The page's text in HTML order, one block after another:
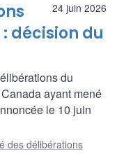
24 juin 2026
décision du
du
ayant mené
le 10 juin
des délibérations